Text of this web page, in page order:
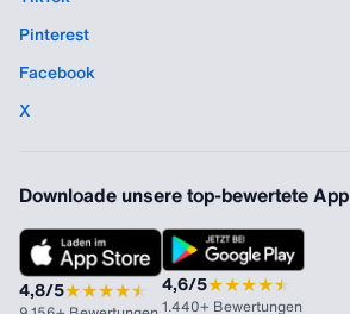
Pinterest
Facebook
X
Downloade unsere top-bewertete App
4,8/5★★★★★
★ 4,6/5★★★★★
★
1.440+ Bewertungen